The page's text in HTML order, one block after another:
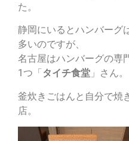
た。
静岡にいるとハンバーグ
多いのですが、
名古屋はハンバーグの専
1つ「 タイチ食堂 」さん。
釜炊きごはんと自分で焼
店。